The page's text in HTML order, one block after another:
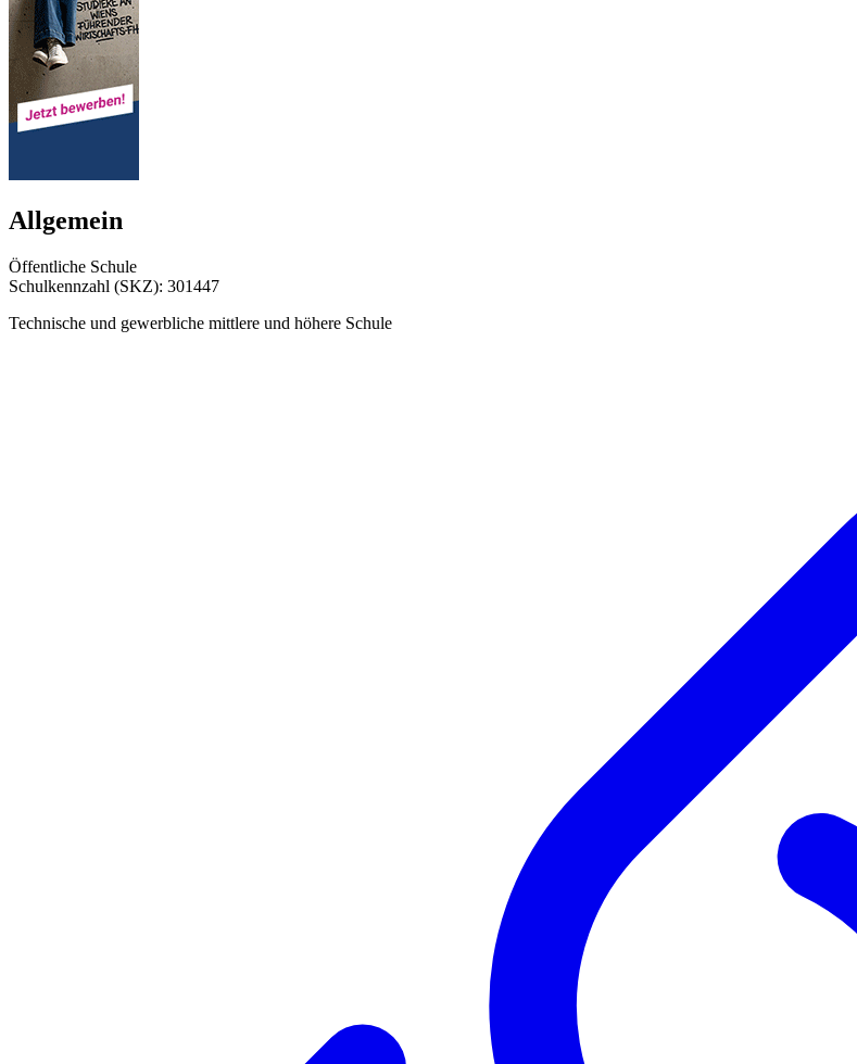
Allgemein
Öffentliche Schule
Schulkennzahl (SKZ): 301447
Technische und gewerbliche mittlere und höhere Schule